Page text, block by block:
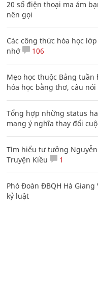
20 số điện thoại ma ám
nên gọi
Các công thức hóa học
nhớ
106
Mẹo học thuộc Bảng tuần
hóa học bằng thơ, câu nói
Tổng hợp những status
mang ý nghĩa thay đổi
Tìm hiểu tư tưởng
Truyện Kiều
1
Phó Đoàn ĐBQH Hà
kỷ luật